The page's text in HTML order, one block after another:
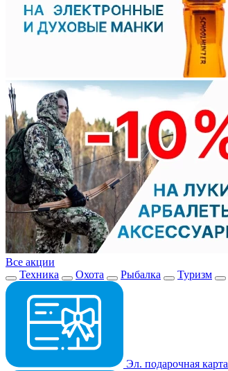
Все акции
Техника
Охота Рыбалка Туризм
Эл. подарочная карта